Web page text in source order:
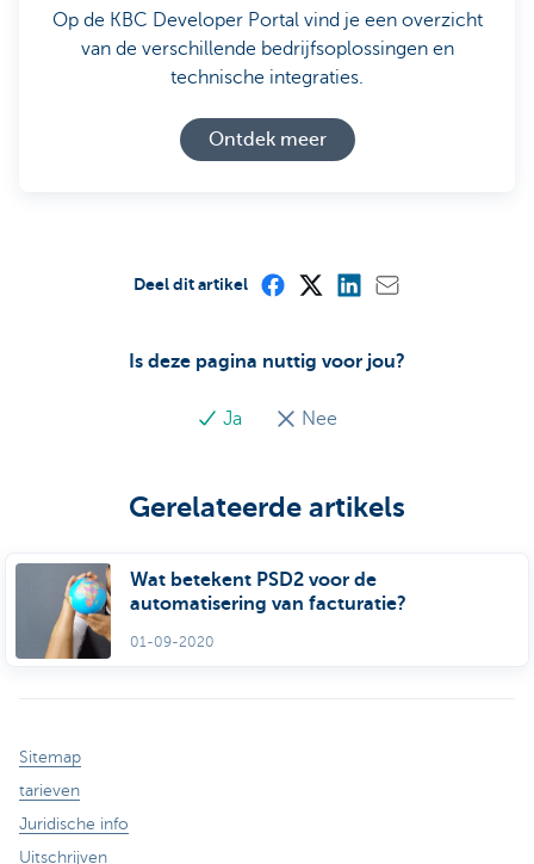
Op de KBC Developer Portal vind je een overzicht
van de verschillende bedrijfsoplossingen en
technische integraties.
Ontdek meer
Is deze pagina nuttig voor jou?
Ja Nee
Deel dit artikel
Gerelateerde artikels
Wat betekent PSD2 voor de
automatisering van facturatie?
01-09-2020
Sitemap
tarieven
Juridische info
Uitschrijven